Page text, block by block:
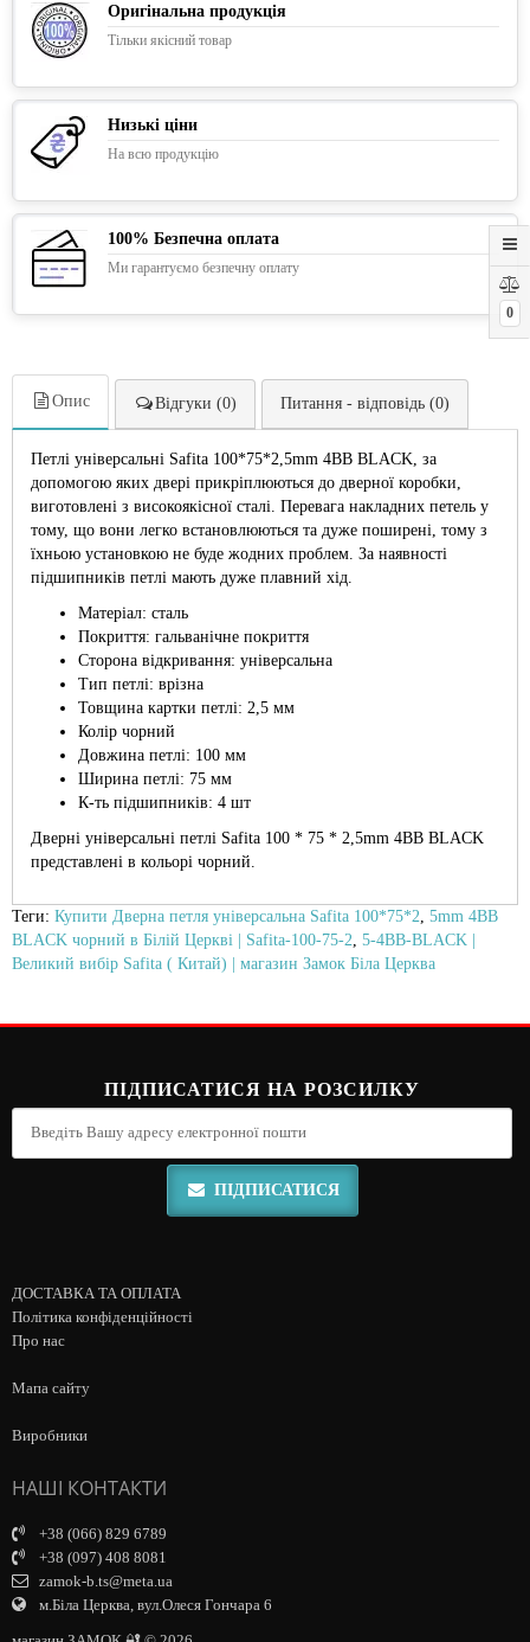
0
Оригінальна продукція
Тільки якісний товар
Низькі ціни
На всю продукцію
100% Безпечна оплата
Ми гарантуємо безпечну оплату
Опис Відгуки (0) Питання - відповідь (0)
Петлі універсальні Safita 100*75*2,5mm 4BB BLACK, за
допомогою яких двері прикріплюються до дверної коробки,
виготовлені з високоякісної сталі. Перевага накладних петель у
тому, що вони легко встановлюються та дуже поширені, тому з
їхньою установкою не буде жодних проблем. За наявності
підшипників петлі мають дуже плавний хід.
Матеріал: сталь
Покриття: гальванічне покриття
Сторона відкривання: універсальна
Тип петлі: врізна
Товщина картки петлі: 2,5 мм
Колір чорний
Довжина петлі: 100 мм
Ширина петлі: 75 мм
К-ть підшипників: 4 шт
Дверні універсальні петлі Safita 100 * 75 * 2,5mm 4BB BLACK
представлені в кольорі чорний.
Теги: Купити Дверна петля універсальна Safita 100*75*2 5mm 4BB
BLACK чорний в Білій Церкві | Safita-100-75-2 5-4BB-BLACK |
Великий вибір Safita ( Китай) | магазин Замок Біла Церква
ПІДПИСАТИСЯ НА РОЗСИЛКУ
ПІДПИСАТИСЯ
ДОСТАВКА ТА ОПЛАТА
Політика конфіденційності
Про нас
Мапа сайту
Виробники
НАШІ КОНТАКТИ
+38 (066) 829 6789
+38 (097) 408 8081
zamok-b.ts@meta.ua
м.Біла Церква, вул.Олеся Гончара 6